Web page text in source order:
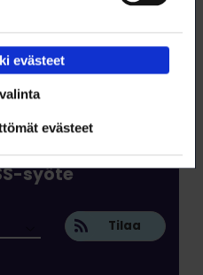
evästeet
evästeet
syöte
Tilaa